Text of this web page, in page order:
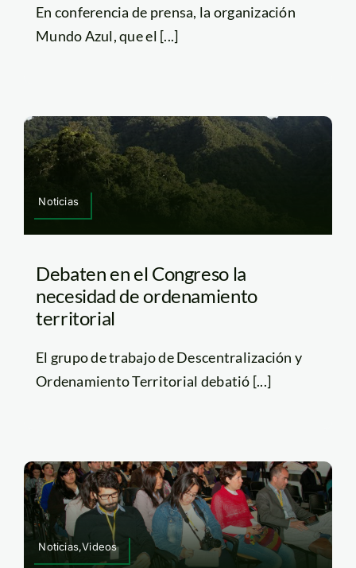
En conferencia de prensa, la organización
Mundo Azul, que el [...]
Noticias
Debaten en el Congreso la
necesidad de ordenamiento
territorial
El grupo de trabajo de Descentralización y
Ordenamiento Territorial debatió [...]
Noticias,Videos